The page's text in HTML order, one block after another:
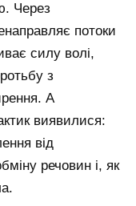
Через
потоки
силу волі,
з
А
виявилися:
від
речовин і, як